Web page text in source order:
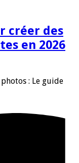
créer des
en 2026
: Le guide